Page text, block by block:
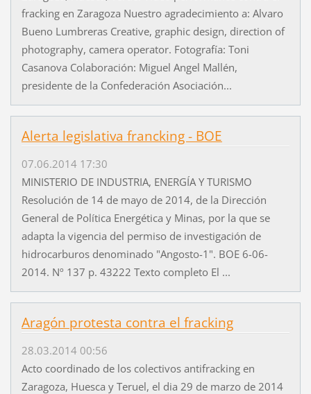
fracking en Zaragoza Nuestro agradecimiento a: Alvaro
Bueno Lumbreras Creative, graphic design, direction of
photography, camera operator. Fotografía: Toni
Casanova Colaboración: Miguel Angel Mallén,
presidente de la Confederación Asociación...
Alerta legislativa francking - BOE
07.06.2014 17:30
MINISTERIO DE INDUSTRIA, ENERGÍA Y TURISMO
Resolución de 14 de mayo de 2014, de la Dirección
General de Política Energética y Minas, por la que se
adapta la vigencia del permiso de investigación de
hidrocarburos denominado "Angosto-1". BOE 6-06-
2014. Nº 137 p. 43222 Texto completo El ...
Aragón protesta contra el fracking
28.03.2014 00:56
Acto coordinado de los colectivos antifracking en
Zaragoza, Huesca y Teruel, el dia 29 de marzo de 2014